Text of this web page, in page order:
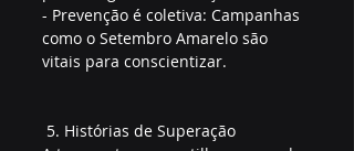
- Prevenção é coletiva: Campanhas
como o Setembro Amarelo são
vitais para conscientizar.
5. Histórias de Superação